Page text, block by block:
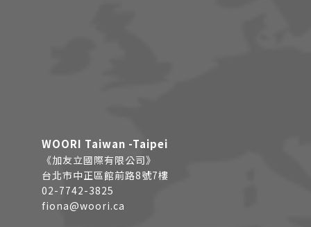
WOORI Taiwan -Taipei
《加友立國際有限公司》
台北市中正區館前路8號7樓
02-7742-3825
fiona@woori.ca